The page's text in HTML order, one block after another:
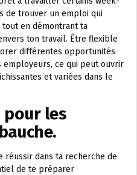
de trouver un emploi qui
en démontrant ta
ton travail. Être flexible
différentes opportunités
employeurs, ce qui peut ouvrir
et variées dans le
pour les
réussir dans ta recherche de
de te préparer